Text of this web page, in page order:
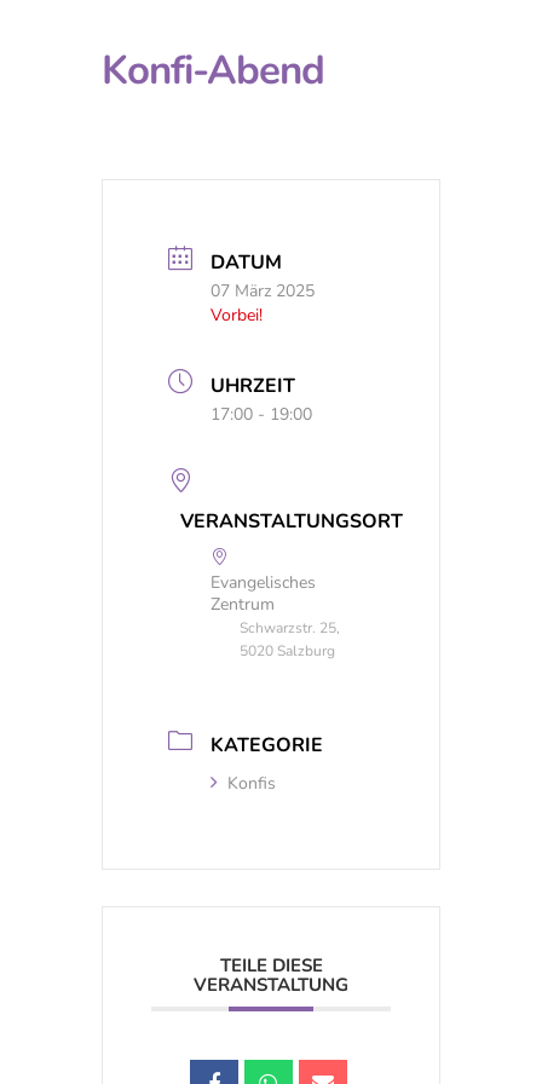
Konfi-Abend
DATUM
07 März 2025
Vorbei!
UHRZEIT
17:00 - 19:00
VERANSTALTUNGSORT
Evangelisches
Zentrum
Schwarzstr. 25,
5020 Salzburg
KATEGORIE
Konfis
TEILE DIESE
VERANSTALTUNG